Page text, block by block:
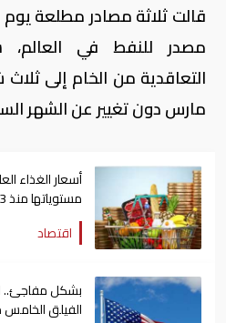
قالت ثلاثة مصادر مطلعة يوم
مصدر للنفط في العالم،
التعاقدية من الخام إلى
مارس دون تغيير عن الشهر
أسعار الغذاء
مستوياتها منذ 3 سنوات
اقتصاد
بشكل مفاجئ..
الفيلق